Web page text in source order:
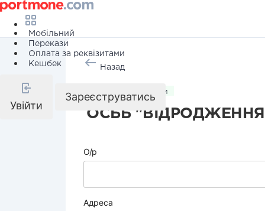
Мобільний
Перекази
Оплата за реквізитами
Кешбек
Увійти
Зареєструватись
Назад
Комунальні послуги
ОСББ
О/р
Адреса